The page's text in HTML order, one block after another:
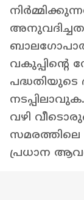
പദ്ധതിയുടെ
വഴി
സമരത്തിലെ
പ്രധാന